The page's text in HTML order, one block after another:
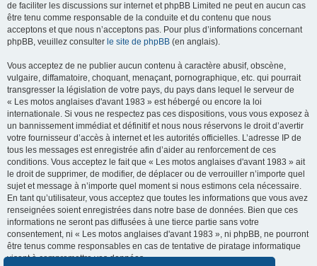
de faciliter les discussions sur internet et phpBB Limited ne peut en aucun cas
être tenu comme responsable de la conduite et du contenu que nous
acceptons et que nous n’acceptons pas. Pour plus d’informations concernant
phpBB, veuillez consulter le site de phpBB (en anglais).
Vous acceptez de ne publier aucun contenu à caractère abusif, obscène,
vulgaire, diffamatoire, choquant, menaçant, pornographique, etc. qui pourrait
transgresser la législation de votre pays, du pays dans lequel le serveur de
« Les motos anglaises d'avant 1983 » est hébergé ou encore la loi
internationale. Si vous ne respectez pas ces dispositions, vous vous exposez à
un bannissement immédiat et définitif et nous nous réservons le droit d’avertir
votre fournisseur d’accès à internet et les autorités officielles. L’adresse IP de
tous les messages est enregistrée afin d’aider au renforcement de ces
conditions. Vous acceptez le fait que « Les motos anglaises d'avant 1983 » ait
le droit de supprimer, de modifier, de déplacer ou de verrouiller n’importe quel
sujet et message à n’importe quel moment si nous estimons cela nécessaire.
En tant qu’utilisateur, vous acceptez que toutes les informations que vous avez
renseignées soient enregistrées dans notre base de données. Bien que ces
informations ne seront pas diffusées à une tierce partie sans votre
consentement, ni « Les motos anglaises d'avant 1983 », ni phpBB, ne pourront
être tenus comme responsables en cas de tentative de piratage informatique
visant à compromettre vos données.